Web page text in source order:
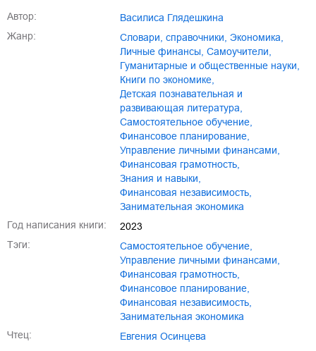
Автор:
Василиса Глядешкина
Жанр:
словари, справочники экономика
личные финансы
самоучители
гуманитарные и общественные науки
книги по экономике
детская познавательная и
развивающая литература
самостоятельное обучение
финансовое планирование
управление личными финансами
финансовая грамотность
знания и навыки
финансовая независимость
занимательная экономика
Год написания книги:
2023
Тэги:
самостоятельное обучение
управление личными финансами
финансовая грамотность
финансовое планирование
финансовая независимость
занимательная экономика
Чтец:
Евгения Осинцева